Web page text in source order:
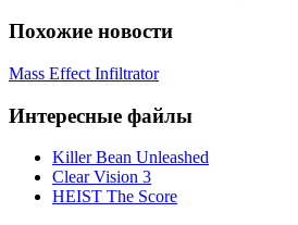
Похожие новости
Mass Effect Infiltrator
Интересные файлы
Killer Bean Unleashed
Clear Vision 3
HEIST The Score